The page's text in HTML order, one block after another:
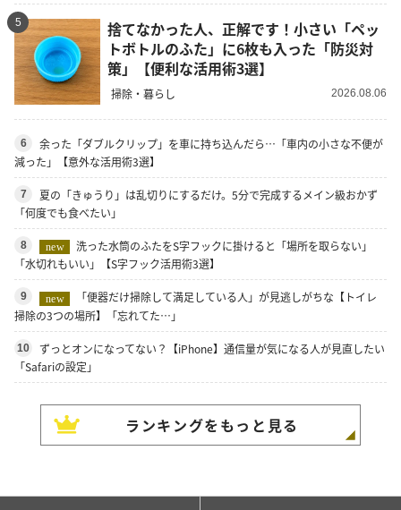
5
捨てなかった人、正解です！小さい「ペッ
トボトルのふた」に6枚も入った「防災対
策」【便利な活用術3選】
掃除・暮らし 2026.08.06
6
余った「ダブルクリップ」を車に持ち込んだら…「車内の小さな不便が
減った」【意外な活用術3選】
7
夏の「きゅうり」は乱切りにするだけ。5分で完成するメイン級おかず
「何度でも食べたい」
8 new
洗った水筒のふたをS字フックに掛けると「場所を取らない」
「水切れもいい」【S字フック活用術3選】
9 new
「便器だけ掃除して満足している人」が見逃しがちな【トイレ
掃除の3つの場所】「忘れてた…」
10
ずっとオンになってない？【iPhone】通信量が気になる人が見直したい
「Safariの設定」
ランキングをもっと見る